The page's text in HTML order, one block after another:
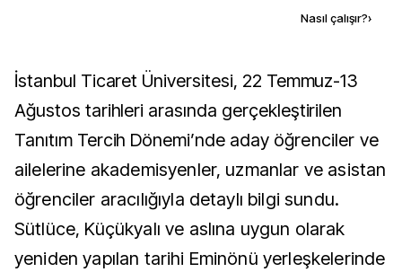
Nasıl çalışır?›
İstanbul Ticaret Üniversitesi, 22 Temmuz-13
Ağustos tarihleri arasında gerçekleştirilen
Tanıtım Tercih Dönemi’nde adayöğrenciler ve
ailelerine akademisyenler, uzmanlar ve asistan
öğrenciler aracılığıyla detaylı bilgi sundu.
Sütlüce, Küçükyalı ve aslına uygun olarak
yeniden yapılan tarihi Eminönü yerleşkelerinde